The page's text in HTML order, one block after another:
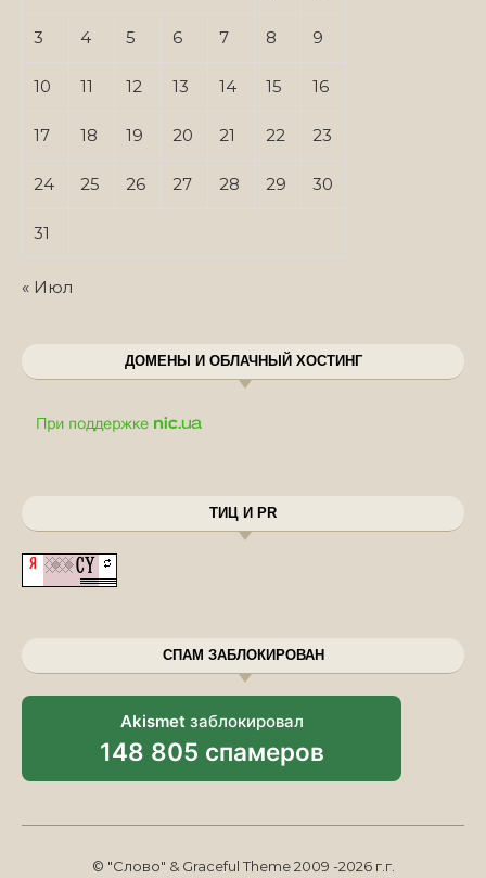
3 4 5 6 7 8 9
10 11 12 13 14 15 16
17 18 19 20 21 22 23
24 25 26 27 28 29 30
31
« Июл
ДОМЕНЫ И ОБЛАЧНЫЙ ХОСТИНГ
ТИЦ И PR
СПАМ ЗАБЛОКИРОВАН
Akismet заблокировал
148 805 спамеров
© "Слово" & Graceful Theme 2009 -2026 г.г.